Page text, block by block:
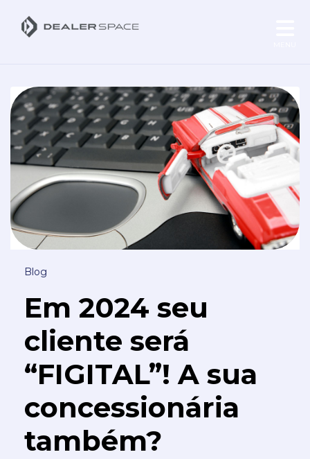
Blog
Em 2024 seu
cliente será
“FIGITAL”! A sua
concessionária
também?